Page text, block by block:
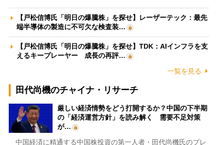
【戸松信博氏「明日の爆騰株」を探せ】レーザーテック：最先
端半導体の製造に不可欠な検査装…
【戸松信博氏「明日の爆騰株」を探せ】TDK：AIインフラを支
えるキープレーヤー 成長の再評…
一覧を見る
田代尚機のチャイナ・リサーチ
厳しい経済情勢をどう打開するか？中国の下半期
の「経済運営方針」を読み解く 需要不足対策
が…
中国経済に精通する中国株投資の第一人者・田代尚機氏のプレ